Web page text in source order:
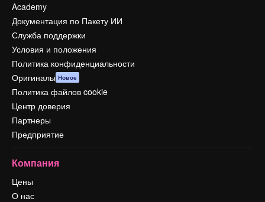
Academy
Документация по Пакету ИИ
Служба поддержки
Условия и положения
Политика конфиденциальности
Оригиналы Новое
Политика файлов cookie
Центр доверия
Партнеры
Предприятие
Компания
Цены
О нас